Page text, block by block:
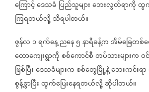
ကြောင့်ဒေသခံ ပြည်သူများဘေးလွတ်ရာကိုထွ
ကြရတယ်လို့သိရပါတယ်။
ဇွန်လ ၁ရက်နေ့ညနေ၅နာရီခန့်ကအိမ်ခြေတစ်
တောကျေးရွာကိုစစ်ကောင်စီတပ်သားများကဝ
ဖြစ်ပြီးဒေသခံများကစစ်တွေမြို့နဲ့ဘေးကင်းရာ
စွန့်ခွာပြီးထွက်ပြေးနေရတယ်လို့ဆိုပါတယ်။